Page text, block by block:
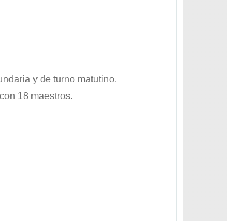
y de turno matutino.
18 maestros.